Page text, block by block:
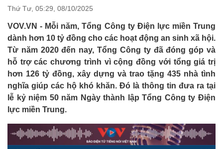
Thứ Tư, 05:29, 08/10/2025
VOV.VN - Mỗi năm, Tổng Công ty Điện lực miền Trung
dành hơn 10 tỷ đồng cho các hoạt động an sinh xã hội.
Từ năm 2020 đến nay, Tổng Công ty đã đóng góp và
hỗ trợ các chương trình vì cộng đồng với tổng giá trị
hơn 126 tỷ đồng, xây dựng và trao tặng 435 nhà tình
nghĩa giúp các hộ khó khăn. Đó là thông tin đưa ra tại
lễ kỷ niệm 50 năm Ngày thành lập Tổng Công ty Điện
lực miền Trung.